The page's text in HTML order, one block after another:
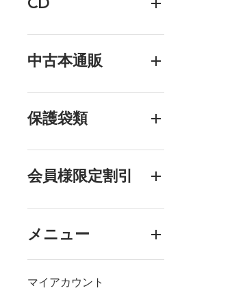
中古本通販
保護袋類
会員様限定割引
メニュー
マイアカウント